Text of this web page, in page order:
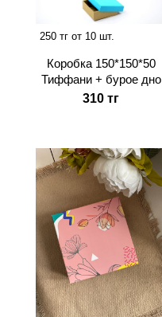
250 тг от 10 шт.
Коробка 150*150*50
Тиффани + бурое дно
310 тг